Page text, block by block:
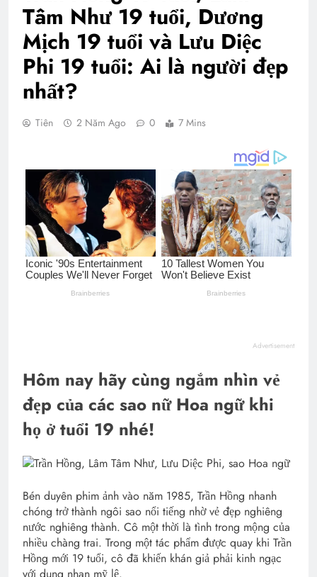
Tâm Như 19 tuổi, Dương
Mịch 19 tuổi và Lưu Diệc
Phi 19 tuổi: Ai là người đẹp
nhất?
Tiên 2 Năm Ago 0 7 Mins
Advertisement
Hôm nay hãy cùng ngắm nhìn vẻ
đẹp của các sao nữ Hoa ngữ khi
họ ở tuổi 19 nhé!
Bén duyên phim ảnh vào năm 1985, Trần Hồng nhanh
chóng trở thành ngôi sao nổi tiếng nhờ vẻ đẹp nghiêng
nước nghiêng thành. Cô một thời là tình trong mộng của
nhiều chàng trai. Trong một tác phẩm được quay khi Trần
Hồng mới 19 tuổi, cô đã khiến khán giả phải kinh ngạc